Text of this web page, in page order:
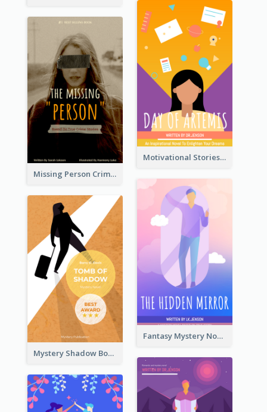
Motivational Stories Of Artemis Book Cover
Missing Person Crime Novel Book Cover
Fantasy Mystery Novel Book Cover
Mystery Shadow Book Cover